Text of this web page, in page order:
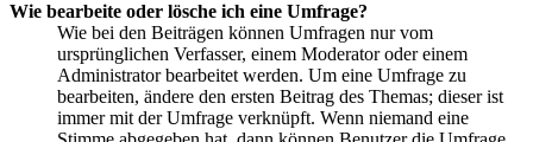
Wie bearbeite oder lösche ich eine Umfrage?
Wie bei den Beiträgen können Umfragen nur vom
ursprünglichen Verfasser, einem Moderator oder einem
Administrator bearbeitet werden. Um eine Umfrage zu
bearbeiten, ändere den ersten Beitrag des Themas; dieser ist
immer mit der Umfrage verknüpft. Wenn niemand eine